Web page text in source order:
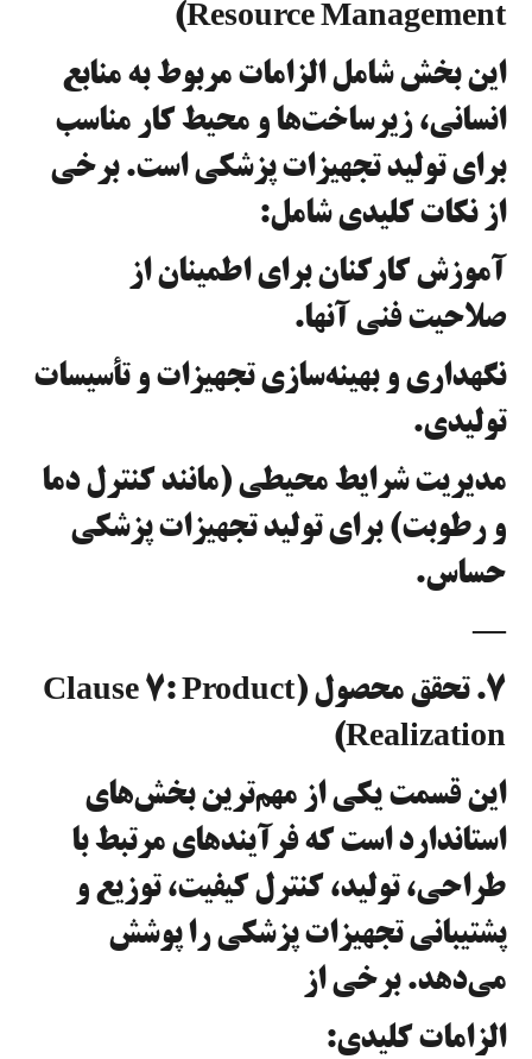
Resource Management)
این بخش شامل الزامات مربوط به منابع
انسانی، زیرساخت‌ها و محیط کار مناسب
برای تولید تجهیزات پزشکی است. برخی
از نکات کلیدی شامل:
آموزش کارکنان برای اطمینان از
صلاحیت فنی آنها.
نگهداری و بهینه‌سازی تجهیزات و تأسیسات
تولیدی.
مدیریت شرایط محیطی (مانند کنترل دما
و رطوبت) برای تولید تجهیزات پزشکی
حساس.
—
۷. تحقق محصول (Clause 7: Product
Realization)
این قسمت یکی از مهم‌ترین بخش‌های
استاندارد است که فرآیندهای مرتبط با
طراحی، تولید، کنترل کیفیت، توزیع و
پشتیبانی تجهیزات پزشکی را پوشش
می‌دهد. برخی از
الزامات کلیدی: